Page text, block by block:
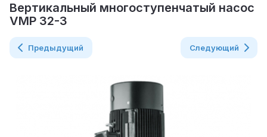
Вертикальный многоступенчатый насос
VMP 32-3
Предыдущий Следующий